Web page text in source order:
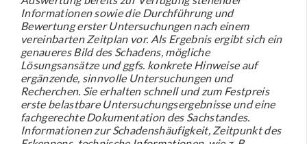
Informationen sowie die Durchführung und
Bewertung erster Untersuchungen nach einem
vereinbarten Zeitplan vor. Als Ergebnis ergibt sich ein
genaueres Bild des Schadens, mögliche
Lösungsansätze und ggfs. konkrete Hinweise auf
ergänzende, sinnvolle Untersuchungen und
Recherchen. Sie erhalten schnell und zum Festpreis
erste belastbare Untersuchungsergebnisse und eine
fachgerechte Dokumentation des Sachstandes.
Informationen zur Schadenshäufigkeit, Zeitpunkt des